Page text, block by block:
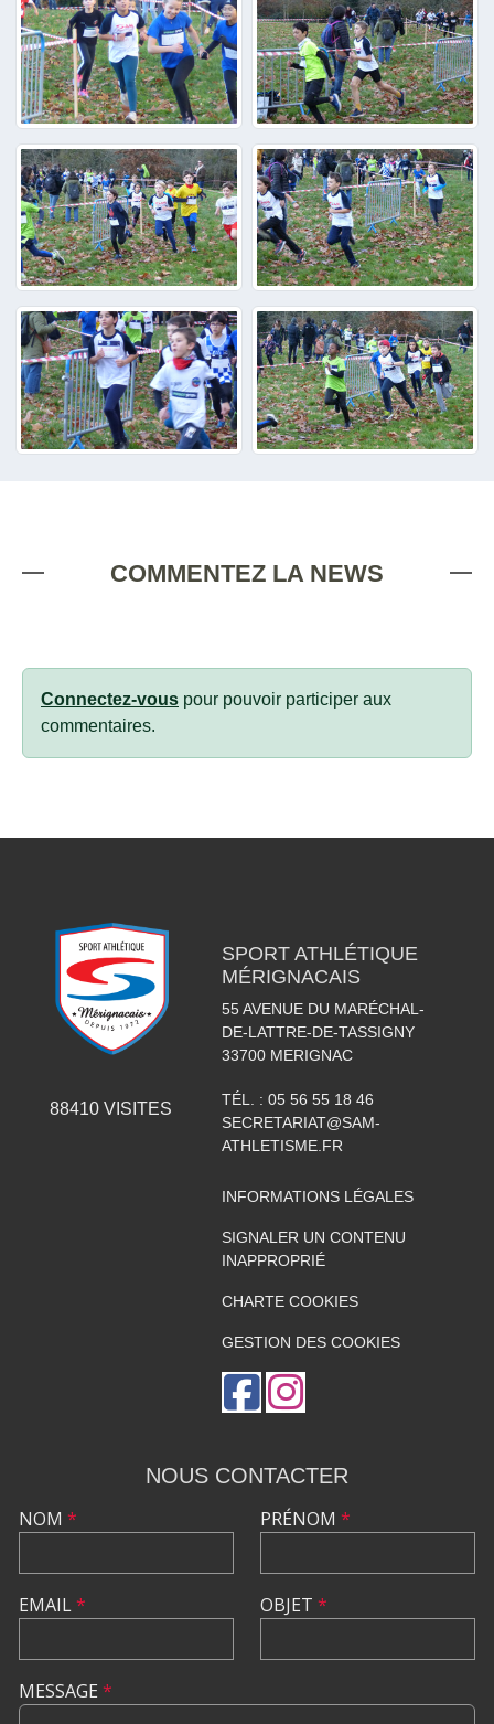
COMMENTEZ LA NEWS
Connectez-vous pour pouvoir participer aux
commentaires.
88410VISITES
SPORT ATHLÉTIQUE
MÉRIGNACAIS
55 AVENUE DU MARÉCHAL-
DE-LATTRE-DE-TASSIGNY
33700 MERIGNAC
TÉL. : 05 56 55 18 46
SECRETARIAT@SAM-
ATHLETISME.FR
INFORMATIONS LÉGALES
SIGNALER UN CONTENU
INAPPROPRIÉ
CHARTE COOKIES
GESTION DES COOKIES
NOUS CONTACTER
NOM *
EMAIL*
PRÉNOM *
OBJET *
MESSAGE *